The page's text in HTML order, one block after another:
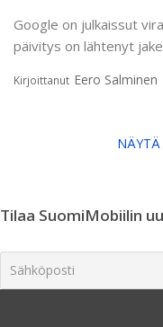
Google on julkaissut
päivitys on lähtenyt
Kirjoittanut Eero Salminen
Tilaa SuomiMobiilin